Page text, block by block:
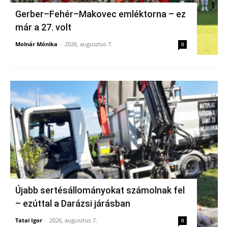
Gerber–Fehér–Makovec emléktorna – ez
már a 27. volt
Molnár Mónika - 2026, augusztus 7. 0
Újabb sertésállományokat számolnak fel
– ezúttal a Darázsi járásban
Tatai Igor - 2026, augusztus 7. 0